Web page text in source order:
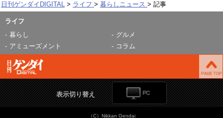
日刊ゲンダイDIGITAL ライフ 暮らしニュース 記事
ライフ
暮らし
グルメ
アミューズメント
コラム
表示切り替え
（C）Nikkan Gendai